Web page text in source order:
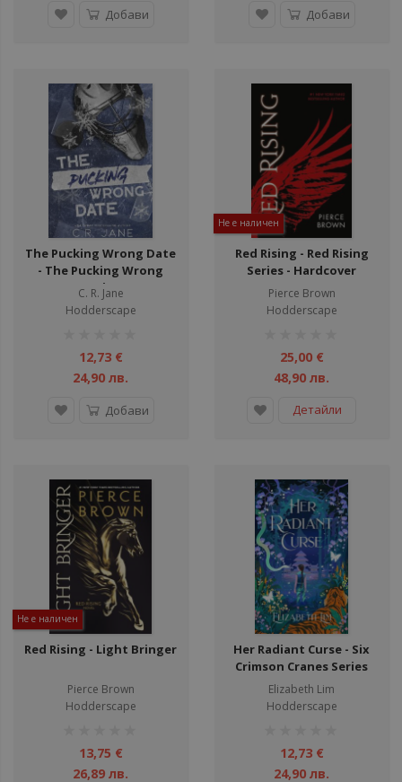
Добави Добави
The Pucking Wrong Date
- The Pucking Wrong
Series
C. R. Jane
Hodderscape
12,73 €
24,90 лв.
Добави
Не е наличен
Red Rising - Red Rising
Series - Hardcover
Pierce Brown
Hodderscape
25,00 €
48,90 лв.
Детайли
Не е наличен
Red Rising - Light Bringer
Pierce Brown
Hodderscape
13,75 €
26,89 лв.
Her Radiant Curse - Six
Crimson Cranes Series
Elizabeth Lim
Hodderscape
12,73 €
24,90 лв.